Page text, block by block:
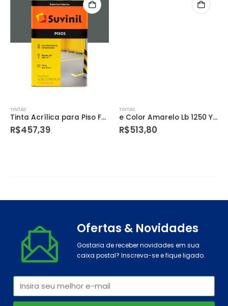
TINTAS
Tinta Acrílica para Piso Fosco Cinza Escuro 18 Litros
R$457,39
TINTAS
e Color Amarelo Lb 1250 Ym 0,9l Suvinil
R$513,80
Ofertas & Novidades
Gostaria de receber novidades em sua
caixa postal? Inscreva-se e fique ligado.